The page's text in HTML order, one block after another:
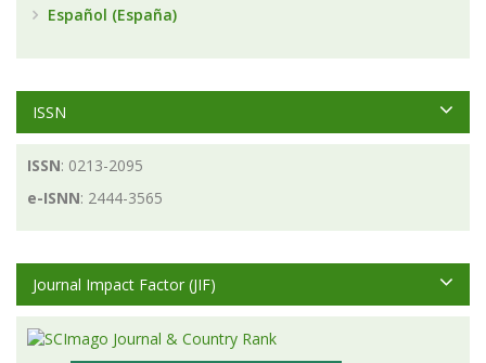
Español (España)
ISSN
ISSN: 0213-2095
e-ISNN: 2444-3565
Journal Impact Factor (JIF)